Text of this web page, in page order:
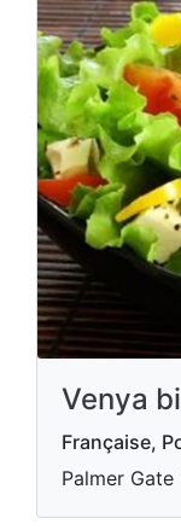
Venya
Française,
Palmer Gate